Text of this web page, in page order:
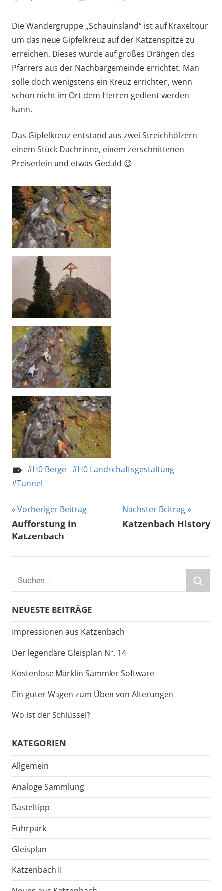
Die Wandergruppe „Schauinsland“ ist auf Kraxeltour
um das neue Gipfelkreuz auf der Katzenspitze zu
erreichen. Dieses wurde auf großes Drängen des
Pfarrers aus der Nachbargemeinde errichtet. Man
solle doch wenigstens ein Kreuz errichten, wenn
schon nicht im Ort dem Herren gedient werden
kann.
Das Gipfelkreuz entstand aus zwei Streichhölzern
einem Stück Dachrinne, einem zerschnittenen
Preiserlein und etwas Geduld 😉
H0 Berge
H0 Landschaftsgestaltung
Tunnel
Beitragsnavigation
Vorheriger Beitrag
Aufforstung in
Katzenbach
Nächster Beitrag
Katzenbach History
Suchen
nach:
NEUESTE BEITRÄGE
Impressionen aus Katzenbach
Der legendäre Gleisplan Nr. 14
Kostenlose Märklin Sammler Software
Ein guter Wagen zum Üben von Alterungen
Wo ist der Schlüssel?
KATEGORIEN
Allgemein
Analoge Sammlung
Basteltipp
Fuhrpark
Gleisplan
Katzenbach II